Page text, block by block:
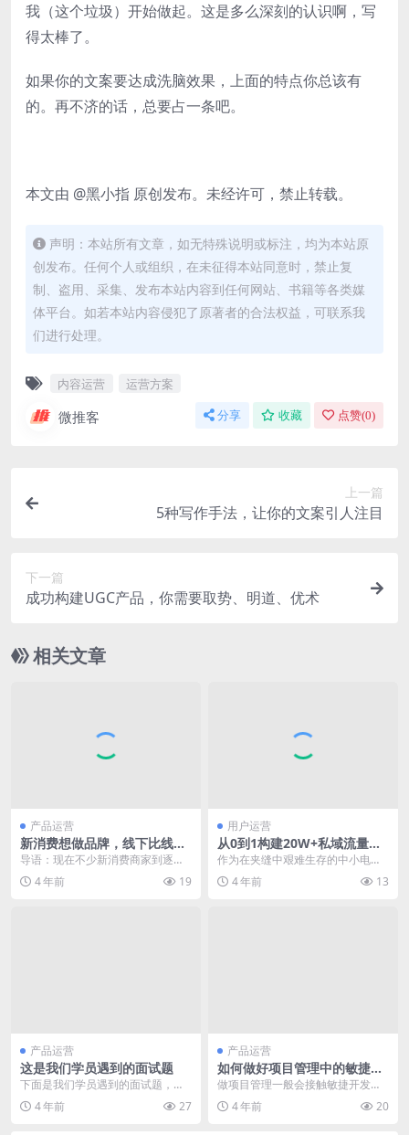
我（这个垃圾）开始做起。这是多么深刻的认识啊，写
得太棒了。
如果你的文案要达成洗脑效果，上面的特点你总该有
的。再不济的话，总要占一条吧。
本文由 @黑小指 原创发布。未经许可，禁止转载。
声明：本站所有文章，如无特殊说明或标注，均为本站原
创发布。任何个人或组织，在未征得本站同意时，禁止复
制、盗用、采集、发布本站内容到任何网站、书籍等各类媒
体平台。如若本站内容侵犯了原著者的合法权益，可联系我
们进行处理。
内容运营 运营方案
微推客 分享 收藏 点赞(0)
上一篇
5种写作手法，让你的文案引人注目
下一篇
成功构建UGC产品，你需要取势、明道、优术
相关文章
产品运营
新消费想做品牌，线下比线上
更重要
导语：现在不少新消费商家到逐渐
转为线上做品牌，放弃线下发展，
然而能成功出圈的品牌...
4 年前 19
用户运营
从0到1构建20W+私域流量池
的实操复盘
作为在夹缝中艰难生存的中小电商
品牌，应该如何布局“可免费获取、
可免费使用，能持续...
4 年前 13
产品运营
这是我们学员遇到的面试题
下面是我们学员遇到的面试题，每
个学员面试遇到回答不好的问题，
我都要求其将其记录下...
4 年前 27
产品运营
如何做好项目管理中的敏捷开
发？
做项目管理一般会接触敏捷开发。
敏捷开发使用按周期进行迭代的方
式，应对快速变化需求...
4 年前 20